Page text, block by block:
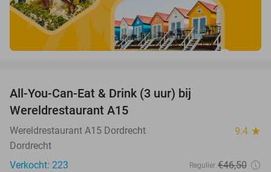
All-You-Can-Eat & Drink (3 uur) bij
Wereldrestaurant A15
Wereldrestaurant A15 Dordrecht 9.4 star
Dordrecht
Verkocht: 223
Regulier €46,50